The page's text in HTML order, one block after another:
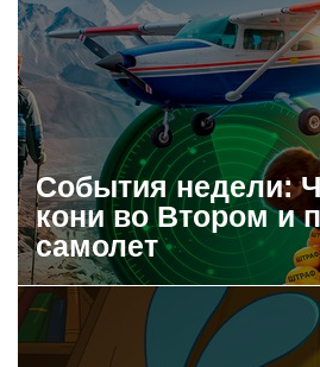
События недели:
кони во Втором и
самолет